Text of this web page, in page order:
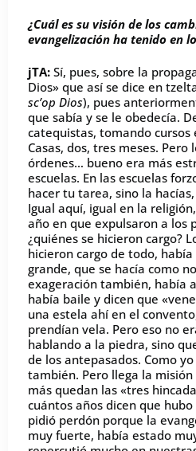
¿Cuál es su visión de los
evangelización ha tenido en
jTA: Sí, pues, sobre la
Dios» que así se dice en
sc’op Dios), pues
que sabía y se le obedecía.
catequistas, tomando cursos
Casas, dos, tres meses.
órdenes… bueno era más
escuelas. En las escuelas
hacer tu tarea, sino la
Igual aquí, igual en la
año en que expulsaron a los
¿quiénes se hicieron cargo?
hicieron cargo de todo,
grande, que se hacía como
exageración también, había
había baile y dicen que
una estela ahí en el
prendían vela. Pero eso no
hablando a la piedra, sino
de los antepasados. Como
también. Pero llega la
más quedan las «tres
cuántos años dicen que
pidió perdón porque la
muy fuerte, había estado